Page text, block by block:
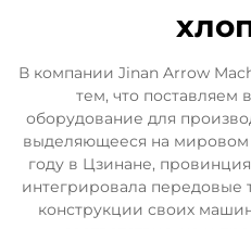
В компании Jinan Arrow
тем, что поставляем
оборудование для
выделяющееся на мировом
году в Цзинане,
интегрировала передовые
конструкции своих